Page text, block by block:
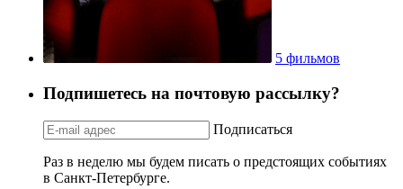
5 фильмов
Подпишетесь на почтовую рассылку?
Подписаться
Раз в неделю мы будем писать о предстоящих событиях
в Санкт-Петербурге.